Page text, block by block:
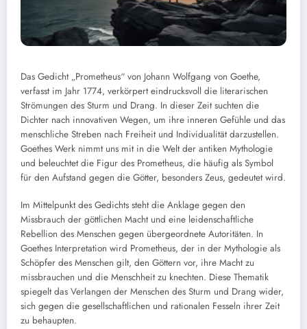
Das Gedicht „Prometheus“ von Johann Wolfgang von Goethe,
verfasst im Jahr 1774, verkörpert eindrucksvoll die literarischen
Strömungen des Sturm und Drang. In dieser Zeit suchten die
Dichter nach innovativen Wegen, um ihre inneren Gefühle und das
menschliche Streben nach Freiheit und Individualität darzustellen.
Goethes Werk nimmt uns mit in die Welt der antiken Mythologie
und beleuchtet die Figur des Prometheus, die häufig als Symbol
für den Aufstand gegen die Götter, besonders Zeus, gedeutet wird.
Im Mittelpunkt des Gedichts steht die Anklage gegen den
Missbrauch der göttlichen Macht und eine leidenschaftliche
Rebellion des Menschen gegen übergeordnete Autoritäten. In
Goethes Interpretation wird Prometheus, der in der Mythologie als
Schöpfer des Menschen gilt, den Göttern vor, ihre Macht zu
missbrauchen und die Menschheit zu knechten. Diese Thematik
spiegelt das Verlangen der Menschen des Sturm und Drang wider,
sich gegen die gesellschaftlichen und rationalen Fesseln ihrer Zeit
zu behaupten.